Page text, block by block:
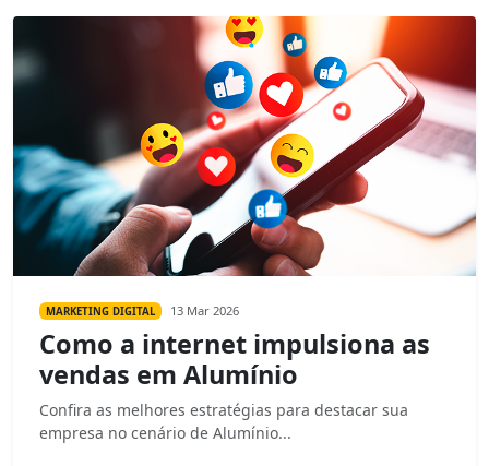
MARKETING DIGITAL 13 Mar 2026
Como a internet impulsiona as
vendas em Alumínio
Confira as melhores estratégias para destacar sua
empresa no cenário de Alumínio...